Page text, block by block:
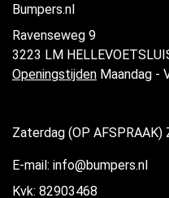
Bumpers.nl
Ravenseweg 9
3223 LM
Openingstijden Maandag -
Zaterdag (OP AFSPRAAK)
E-mail: info@bumpers.nl
Kvk: 82903468